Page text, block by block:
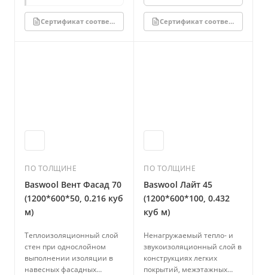
Сертификат соответствия Сертификат соответствия
ПО ТОЛЩИНЕ
Baswool Вент Фасад 70
(1200*600*50, 0.216 куб
м)
Теплоизоляционный слой
стен при однослойном
выполнении изоляции в
навесных фасадных
ПО ТОЛЩИНЕ
Baswool Лайт 45
(1200*600*100, 0.432
куб м)
Ненагружаемый тепло- и
звукоизоляционный слой в
конструкциях легких
покрытий, межэтажных